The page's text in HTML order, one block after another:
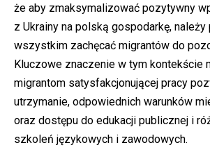
że aby zmaksymalizować pozytywny
z Ukrainy na polską gospodarkę,
wszystkim zachęcać migrantów do
Kluczowe znaczenie w tym kontekście
migrantom satysfakcjonującej pracy
utrzymanie, odpowiednich warunków
oraz dostępu do edukacji publicznej i
szkoleń językowych i zawodowych.